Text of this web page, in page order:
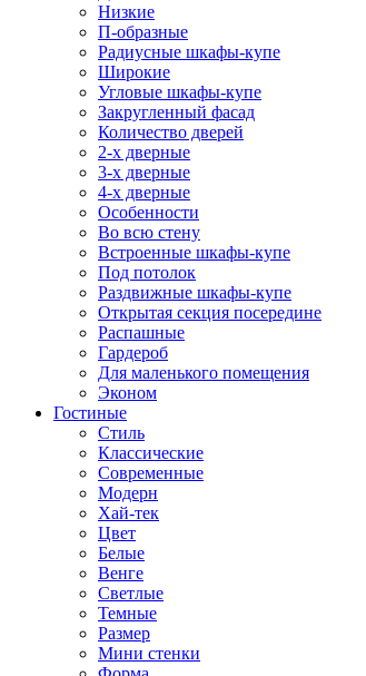
Низкие
П-образные
Радиусные шкафы-купе
Широкие
Угловые шкафы-купе
Закругленный фасад
Количество дверей
2-х дверные
3-х дверные
4-х дверные
Особенности
Во всю стену
Встроенные шкафы-купе
Под потолок
Раздвижные шкафы-купе
Открытая секция посередине
Распашные
Гардероб
Для маленького помещения
Эконом
Гостиные
Стиль
Классические
Современные
Модерн
Хай-тек
Цвет
Белые
Венге
Светлые
Темные
Размер
Мини стенки